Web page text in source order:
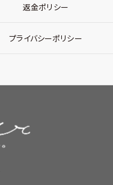
返金ポリシー
プライバシーポリシー